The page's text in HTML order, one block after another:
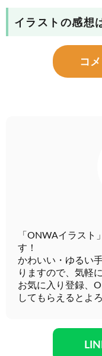
イラストの感想
コ
「ONWAイラスト
す！
かわいい・ゆるい
りますので、気軽
お気に入り登録、
してもらえるとよ